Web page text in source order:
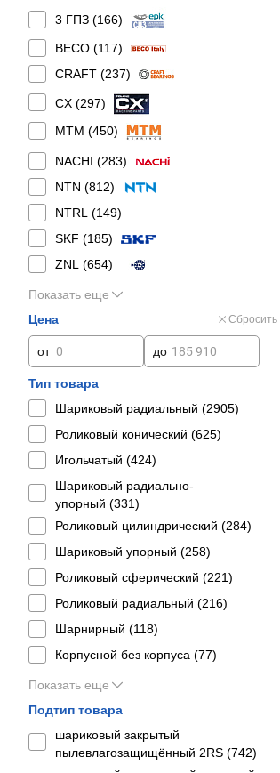
3 ГПЗ (166)
BECO (117)
CRAFT (237)
CX (297)
MTM (450)
NACHI (283)
NTN (812)
NTRL (149)
SKF (185)
ZNL (654)
Показать еще
Цена
Сбросить
от до
Тип товара
Шариковый радиальный (2905)
Роликовый конический (625)
Игольчатый (424)
Шариковый радиально-
упорный (331)
Роликовый цилиндрический (284)
Шариковый упорный (258)
Роликовый сферический (221)
Роликовый радиальный (216)
Шарнирный (118)
Корпусной без корпуса (77)
Показать еще
Подтип товара
шариковый закрытый
пылевлагозащищённый 2RS (742)